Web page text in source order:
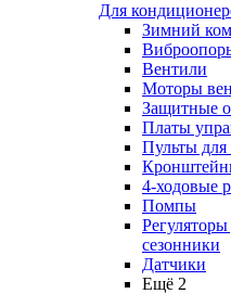
Для
Зимний
Вентили
Моторы
Защитные
Платы
Пульты для
4-ходовые
Помпы
сезонники
Датчики
Ещё 2